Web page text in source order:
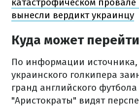
вынесли вердикт украинцу
Куда может
По информации источника,
украинского голкипера
гранд английского
"Аристократы" видят